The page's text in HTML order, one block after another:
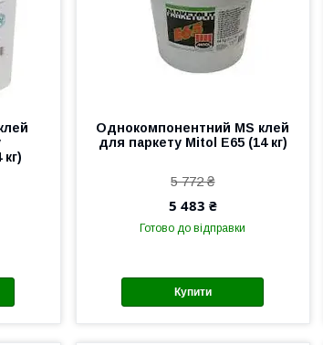
Однокомпонентний MS клей
для паркету Mitol E65 (14 кг)
5 772 ₴
5 483 ₴
Готово до відправки
Купити